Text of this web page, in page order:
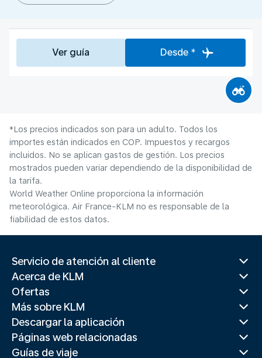
Ver guía Desde *
*Los precios indicados son para un adulto. Todos los
importes están indicados en COP. Impuestos y recargos
incluidos. No se aplican gastos de gestión. Los precios
mostrados pueden variar dependiendo de la disponibilidad de
la tarifa.
World Weather Online proporciona la información
meteorológica. Air France-KLM no es responsable de la
fiabilidad de estos datos.
Servicio de atención al cliente
Acerca de KLM
Ofertas
Más sobre KLM
Descargar la aplicación
Páginas web relacionadas
Guías de viaje